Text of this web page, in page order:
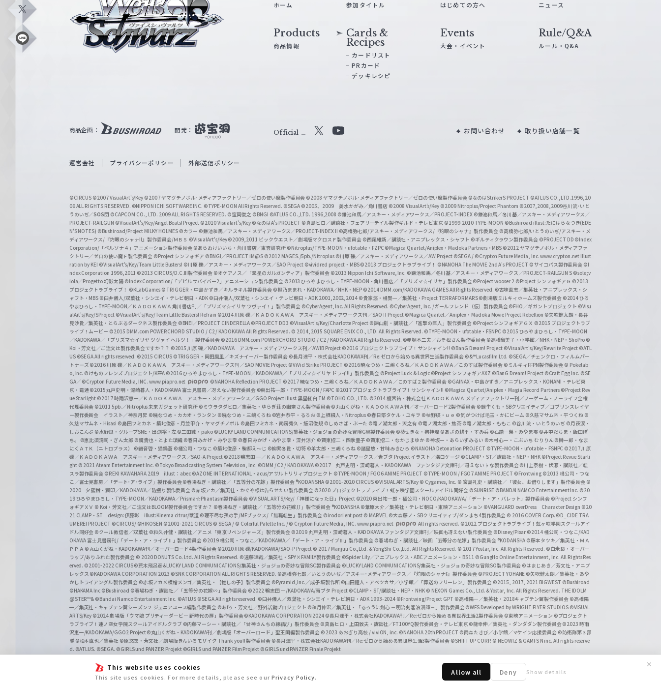
This website uses cookies
This site uses cookies. For more details, please see ourPrivacy Policy.
Allow all Deny Show details
✕
X
L
ス
W
i
c
h
w
a
r
z
ホーム 参加タイトル はじめての方へ ニュース
Products
商品情報
Cards &
Recipes
カードリスト
PRカード
デッキレシピ
Events
大会・イベント
Rule/Q&A
ルール・Q&A
商品企画： 開発： Official
b
e
O
f
f
i
c
i
a
l
C
h
a
n
n
e
l
お問い合わせ 取り扱い店舗一覧
運営会社 プライバシーポリシー 外部送信ポリシー
©CIRCUS ©2007 VisualArt's/Key ©2007 ヤマグチノボル･メディアファクトリー／ゼロの使い魔製作委員会 ©2008 ヤマグチノボル･メディアファクトリー／ゼロの使い魔製作委員会 ©なのはStrikerS PROJECT ©ATLUS CO.,LTD.1996,20
06 ALL RIGHTS RESERVED. ©NIPPON ICHI SOFTWARE INC. ©TYPE-MOON All Rights Reserved. ©SEGA ©2005、2009 美水かがみ／角川書店 ©2008 VisualArt's/Key ©2009 Nitroplus/Project Phantom ©2007,2008,2009谷川流･いと
うのいぢ／SOS団 ©CAPCOM CO., LTD. 2009 ALL RIGHTS RESERVED. ©窪岡俊之 ©BNGI ©ATLUS CO.,LTD. 1996,2008 ©鎌池和馬／アスキー・メディアワークス／PROJECT-INDEX ©鎌池和馬／冬川基／アスキー・メディアワークス／
PROJECT-RAILGUN ©VisualArt's/Key/Angel Beats! Project ©2010 Visualart's/Key ©なのはA's PROJECT ©真島ヒロ／講談社・フェアリーテイル製作ギルド・テレビ東京 ©1999-2010 TYPE-MOON ©Bushiroad illust:たにはらなつき(EDE
N'S NOTES) ©Bushiroad/Project MILKY HOLMES ©カラー ©鎌池和馬／アスキー・メディアワークス／PROJECT-INDEX II ©高橋弥七郎/アスキー・メディアワークス/『灼眼のシャナ』製作委員会 ©高橋弥七郎/いとうのいぢ/アスキー・メ
ディアワークス/『灼眼のシャナII』製作委員会/ＭＢＳ ©VisualArt's/Key©2009,2011 ビックウエスト／劇場版マクロスＦ製作委員会 ©西尾維新／講談社・アニプレックス・シャフト ©ギルティクラウン製作委員会 ©PROJECT DD ©Index
Corporation/「ペルソナ４」アニメーション製作委員会 ©あらゐけいいち・角川書店／東雲研究所 ©Nitroplus/TYPE-MOON・ufotable・FZPC ©Magica Quartet/Aniplex・Madoka Partners・MBS ©2012 ヤマグチノボル・メディアファ
クトリー／ゼロの使い魔Ｆ製作委員会 ©Project シンフォギア ©BNGI／PROJECT iM@S ©2012 MAGES./5pb./Nitroplus ©川原 礫／アスキー・メディアワークス／AW Project ©SEGA / ©Crypton Future Media, Inc. www.crypton.net Illust
ration by KEI ©VisualArt's/Key/Team Little Busters! ©川原 礫／アスキー・メディアワークス／SAO Project ©vividred project・MBS ©2013 プロジェクトラブライブ！ ©NANOHA The MOVIE 2nd A's PROJECT ©サイコパス製作委員会 ©I
ndex Corporation 1996,2011 ©2013 CIRCUS/D.C.III製作委員会 ©オケアノス／「翠星のガルガンティア」製作委員会 ©2013 Nippon Ichi Software, Inc. ©鎌池和馬／冬川基／アスキー・メディアワークス／PROJECT-RAILGUN S ©sole;v
iola／Progetto 幻影太陽 ©Index Corporation/「デビルサバイバー2」アニメーション製作委員会 ©2013 ひろやまひろし・TYPE-MOON・角川書店／「プリズマ☆イリヤ」製作委員会©Project wooser 2 ©Project シンフォギアＧ ©2013
プロジェクトラブライブ！ ©KLabGames © TRIGGER・中島かずき／キルラキル製作委員会 ©橙乃ままれ・KADOKAWA／NHK・NEP ©2014 DMM.com/KADOKAWA GAMES All Rights Reserved. ©古味直志／集英社・アニプレックス・シ
ャフト・MBS ©臼井儀人/双葉社・シンエイ・テレビ朝日・ADK ©臼井儀人/双葉社・シンエイ・テレビ朝日・ADK 2001,2002,2014 ©貴家悠・橘賢一／集英社・Project TERRAFORMARS©劇場版ミルキィホームズ製作委員会 ©2014 ひろ
やまひろし・TYPE-MOON／ＫＡＤＯＫＡＷＡ 角川書店刊／「プリズマ☆イリヤ ツヴァイ！」製作委員会 ©CyberAgent, Inc. All Rights Reserved. ©CyberAgent, Inc. /ガールフレンド（仮）製作委員会©FHO／ギガントプロジェクト ©Visu
alArt's/Key/SProject ©VisualArt's/Key/Team Little Busters! Refrain ©2014 川原 礫／ＫＡＤＯＫＡＷＡ アスキー・メディアワークス刊／SAOⅡ Project ©Magica Quartet／Aniplex・Madoka Movie Project Rebellion ©矢吹健太朗・長谷
見沙貴／集英社・とらぶるダークネス製作委員会 ©BNEI／PROJECT CINDERELLA ©PROJECT DD3 ©VisualArt's/Key/Charlotte Project ©諫山創・講談社／「進撃の巨人」製作委員会 ©Project シンフォギアＧＸ ©2015 プロジェクトラブ
ライブ！ムービー ©2015 DMM.com POWERCHORD STUDIO / C2 / KADOKAWA All Rights Reserved. © 2014, 2015 SQUARE ENIX CO., LTD. All Rights Reserved. ©TYPE-MOON・ufotable・FSNPC ©2015 ひろやまひろし・TYPE-MOON
／KADOKAWA／「プリズマ☆イリヤ ツヴァイ ヘルツ！」製作委員会 ©2016 DMM.com POWERCHORD STUDIO / C2 / KADOKAWA All Rights Reserved. ©赤塚不二夫／おそ松さん製作委員会 ©高橋留美子・小学館／NHK・NEP・ShoPro ©
Koi・芳文社／ご注文は製作委員会ですか？？ ©2015 川原 礫／KADOKAWA アスキー・メディアワークス刊／AWIB Project ©2016 プロジェクトラブライブ！サンシャイン!! ©BanG Dream! Project ©VisualArt's/Key/Rewrite Project ©ATL
US ©SEGA All rights reserved. ©2015 CIRCUS ©TRIGGER・岡田麿里／キズナイーバー製作委員会 ©長月達平・株式会社KADOKAWA刊／Re:ゼロから始める異世界生活製作委員会 ©&™Lucasfilm Ltd. ©SEGA／チェンクロ・フィルムパー
トナーズ©2016 川原 礫／ＫＡＤＯＫＡＷＡ アスキー・メディアワークス刊／SAO MOVIE Project ©ViVid Strike PROJECT ©2016 暁なつめ・三嶋くろね／ＫＡＤＯＫＡＷＡ／このすば製作委員会 ©ミルキィFFPN製作委員会 © Pokelab
o, Inc. ©けものフレンズプロジェクト/KFPA ©2016 ひろやまひろし・TYPE-MOON／KADOKAWA／「プリズマ☆イリヤ ドライ!!」製作委員会 ©Project Luck & Logic ©Project シンフォギアAXZ ©BanG Dream! Project ©Craft Egg Inc. ©SE
GA／ ©Crypton Future Media, INC. www.piapro.net
©NANOHA Reflection PROJECT ©2017 暁なつめ・三嶋くろね／ＫＡＤＯＫＡＷＡ／このすば２製作委員会 ©GAINAX・中島かずき／アニプレックス・KONAMI・テレビ東
京・電通 ©2015丸戸史明・深崎暮人・KADOKAWA 富士見書房／冴えない製作委員会 ©東出祐一郎・TYPE-MOON / FAPC ©2017 プロジェクトラブライブ！サンシャイン!! ©Magica Quartet/Aniplex・Magia Record Partners ©Project Rev
ue Starlight ©2017 時雨沢恵一／ＫＡＤＯＫＡＷＡ アスキー・メディアワークス／GGO Project illust.黒星紅白 TM ©TOHO CO., LTD. ©2014 榎宮祐・株式会社ＫＡＤＯＫＡＷＡ メディアファクトリー刊／ノーゲーム・ノーライフ全権
代理委員会 ©2011 5pb.／Nitroplus 未来ガジェット研究所 ©ミウラタダヒロ／集英社・ゆらぎ荘の幽奈さん製作委員会©丸山くがね・ＫＡＤＯＫＡＷＡ刊／オーバーロード2製作委員会 ©蝸牛くも・SBクリエイティブ／ゴブリンスレイヤ
ー製作委員会 イラスト／神奈月昇 ©暁なつめ・カカオ・ランタン ©暁なつめ・三嶋くろね ©岩井恭平・るろお ©上栖綴人・Nitroplus ©春日部タケル・ユキヲ ©枯野瑛・ｕｅ ©気がつけば毛玉・かにビーム ©久慈マサムネ・平つくね ©
久慈マサムネ・Hisasi ©島田フミカネ・築地俊彦・月並甲介・ヤマグチノボル ©島田フミカネ・南房秀久・飯沼俊規 ©しめさば・ぶーた ©竜ノ湖太郎・天之有 ©竜ノ湖太郎・焦茶 ©竜ノ湖太郎・ももこ ©谷川流・いとうのいぢ ©月夜涙・
しおこんぶ ©水野良・グループSNE・出渕裕・左 ©三田誠・pako ©LUCKY LAND COMMUNICATIONS/集英社・ジョジョの奇妙な冒険GW製作委員会 ©葵せきな・狗神煌 ©あざの耕平・すみ兵 ©石踏一榮・みやま零 ©井中だちま・飯田ぽ
ち。
©恵比須清司・ぎん太郎 ©鏡貴也・とよた瑣織 ©春日みかげ・みやま零 ©春日みかげ・みやま零・深井涼介 ©賀東招二・四季童子 ©賀東招二・なかじまゆか ©神坂一・あらいずみるい ©木村心一・こぶいち むりりん ©榊一郎・なま
にくＡＴＫ（ニトロプラス） ©細音啓・猫鍋蒼 ©橘公司・つなこ ©築地俊彦・駒都え～じ ©柳実冬貴・切符 ©羊太郎・三嶋くろね ©諸星悠・甘味みきひろ ©NANOHA Detonation PROJECT ©TYPE-MOON・ufotable・FSNPC ©2017 川原
礫／ＫＡＤＯＫＡＷＡ アスキー・メディアワークス／SAO-A Project ©2018 鴨志田 一／ＫＡＤＯＫＡＷＡ アスキー・メディアワークス／青ブタ Project イラスト／溝口ケージ ©CLAMP・ST／講談社・NEP・NHK ©Project Revue Starli
ght © 2021 Ateam Entertainment Inc. ©Tokyo Broadcasting System Television, Inc. ©DMM / C2 / KADOKAWA ©2017 丸戸史明・深崎暮人・KADOKAWA ファンタジア文庫刊／冴えない♭な製作委員会©川上泰樹・伏瀬・講談社／転
スラ製作委員会 ©REKI KAWAHARA 2019 illust：abec ©AZONE INTERNATIONAL・acus/アサルトリリィプロジェクト ©TYPE-MOON / FGO6 ANIME PROJECT ©TYPE-MOON / FGO7 ANIME PROJECT ©Frontwing ©2013 橘公司・つな
こ／富士見書房／「デート･ア･ライブ」製作委員会©春場ねぎ・講談社／「五等分の花嫁」製作委員会 ®KODANSHA ©2001-2020 CIRCUS ©VISUAL ARTS/Key © Cygames, Inc. © 宮島礼吏・講談社／「彼女、お借りします」製作委員会 ©
2020 夕蜜柑・狐印／KADOKAWA／防振り製作委員会 ©赤坂アカ／集英社・かぐや様は告らせたい製作委員会 ©2020 プロジェクトラブライブ！虹ヶ咲学園スクールアイドル同好会 ©SUNRISE ©BANDAI NAMCO Entertainment Inc. ©20
19 ひろやまひろし・TYPE-MOON／KADOKAWA／Prisma☆Phantasm製作委員会 ©VISUAL ARTS/Key/「神様になった日」Project ©2020 東出祐一郎・橘公司・NOCO/KADOKAWA/「デート・ア・バレット」製作委員会 ©Project シンフ
ォギアＸＶ © Koi・芳文社／ご注文はBLOOM製作委員会ですか？ ©春場ねぎ・講談社／「五等分の花嫁∬」製作委員会 ®KODANSHA ©葦原大介／集英社・テレビ朝日・東映アニメーション ©VANGUARD overDress Character Design ©20
21 CLAMP・ST design:伊藤彰 illust:Kinema citrus/獣道 ©理不尽な孫の手/MFブックス/「無職転生」製作委員会 ©irodori ent post © MARVEL ©大森藤ノ・SBクリエイティブ/ダンまち4製作委員会 © 2016 COVER Corp. ©D_CIDE TRA
UMEREI PROJECT ©CIRCUS/ ©HIKOSEN ©2001-2021 CIRCUS © SEGA / © Colorful Palette Inc. / © Crypton Future Media, INC. www.piapro.net All rights reserved. ©2022 プロジェクトラブライブ！虹ヶ咲学園スクールアイ
ドル同好会 ©クール教信者／双葉社 ©和久井健・講談社／アニメ「東京リベンジャーズ」製作委員会 ©2019 丸戸史明・深崎暮人・KADOKAWA ファンタジア文庫刊／映画も冴えない製作委員会 ©Disney/Pixar ©2014 橘公司・つなこ/KAD
OKAWA 富士見書房刊/「デート・ア・ライブⅡ」製作委員会 ©2019 橘公司・つなこ／KADOKAWA／「デート・ア・ライブⅢ」製作委員会 ©春場ねぎ・講談社／映画「五等分の花嫁」製作委員会 ®KODANSHA ©藤本タツキ／集英社・ＭＡ
ＰＰＡ ©丸山くがね・KADOKAWA刊／オーバーロード4製作委員会 ©2020 川原 礫/KADOKAWA/SAO-P Project © 2017 Manjuu Co.,Ltd. & YongShi Co.,Ltd. All Rights Reserved. © 2017 Yostar, Inc. All Rights Reserved. ©白米良・オーバー
ラップ/ありふれた製作委員会 © 2020 DONUTS Co. Ltd. All Rights Reserved. ©遠藤達哉／集英社・SPY×FAMILY製作委員会 ©Spider Lily／アニプレックス・ABCアニメーション・BS11 ©GungHo Online Entertainment, Inc. All Rights Res
erved. ©2001-2022 CIRCUS©荒木飛呂彦&LUCKY LAND COMMUNICATIONS/集英社・ジョジョの奇妙な冒険SC製作委員会 ©LUCKY LAND COMMUNICATIONS/集英社・ジョジョの奇妙な冒険SO製作委員会 ©はまじあき／芳文社・アニプ
レックス ©KADOKAWA CORPORATION 2023 ©SNK CORPORATION ALL RIGHTS RESERVED. ©高橋弥七郎／いとうのいぢ／アスキー･メディアワークス／『灼眼のシャナF』製作委員会 ©PROJECT YOHANE ©矢吹健太朗／集英社・あや
かしトライアングル製作委員会 ©赤坂アカ×横槍メンゴ／集英社・【推しの子】製作委員会 ©Pyramid,Inc.／成子坂製作所 ©山田鐘人・アベツカサ／小学館／「葬送のフリーレン」製作委員会 ©2015, 2017, 2021 BIGWEST ©Bushiroad
©HAKAMA Inc ©Bushiroad ©春場ねぎ・講談社／「五等分の花嫁∽」製作委員会 ©2022 鴨志田 一/KADOKAWA/青ブタ Project ©CLAMP・ST/講談社・NEP・NHK © NEXON Games Co., Ltd. & Yostar, Inc. All Rights Reserved. THE IDOLM
@STER™& ©Bandai Namco Entertainment Inc. ©ATLUS ©SEGA All rights reserved. ©臼井儀人／双葉社・シンエイ・テレビ朝日・ADK 1993-2024 ©Frontwing/Project GPT ©高橋陽一／集英社・2018キャプテン翼製作委員会 ©高橋陽
一／集英社・キャプテン翼シーズン２ ジュニアユース編製作委員会 ©あfろ・芳文社／野外活動プロジェクト ©和月伸宏／集英社・「るろうに剣心 －明治剣客浪漫譚－」製作委員会©WFS Developed by WRIGHT FLYER STUDIOS ©VISUAL
ARTS/Key ©2024 劇場版「ウマ娘 プリティーダービー 新時代の扉」製作委員会©KADOKAWA CORPORATION 2024 ©長月達平・株式会社KADOKAWA刊／Re:ゼロから始める異世界生活2製作委員会 ©東映アニメーション ©プロジェクト
ラブライブ！蓮ノ空女学院スクールアイドルクラブ ©内藤マーシー・講談社／「甘神さんちの縁結び」製作委員会 ©真島ヒロ・上田敦夫・講談社／FT100YQ製作委員会・テレビ東京©龍幸伸／集英社・ダンダダン製作委員会©2023 時雨
沢恵一/KADOKAWA/GGO2 Project©丸山くがね・KADOKAWA刊／劇場版「オーバーロード」聖王国編製作委員会 © 2023 あおぎり高校 / viviON, inc. ©NANOHA 20th PROJECT ©雨森たきび／小学館／マケイン応援委員会 ©防衛隊第３部
隊 ©松本直也／集英社 ©原悠衣・芳文社／劇場版きんいろモザイク Thank you!! 製作委員会 ©長月達平・株式会社KADOKAWA刊／Re:ゼロから始める異世界生活3製作委員会 ©SHIFT UP CORP. © NEOWIZ & GAMFS N inc. All rights reserve
d. ©ATLUS. ©SEGA. ©GIRLS und PANZER Projekt ©GIRLS und PANZER Film Projekt ©GIRLS und PANZER Finale Projekt